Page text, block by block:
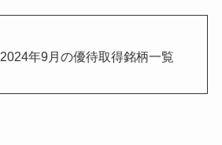
2024年9月の優待取得銘柄一覧